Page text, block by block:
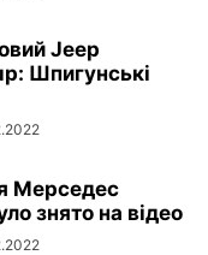
Jeep
Шпигунські
Мерседес
знято на відео